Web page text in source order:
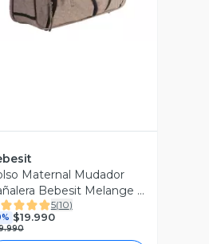
Maternal Mudador
Bebesit Melange -
5(10)
$19.990